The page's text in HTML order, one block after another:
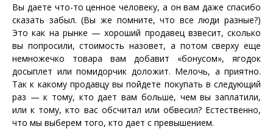
Вы даете что-то ценное человеку, а он вам даже спасибо
сказать забыл. (Вы же помните, что все люди разные?)
Это как на рынке — хороший продавец взвесит, сколько
вы попросили, стоимость назовет, а потом сверху еще
немножечко товара вам добавит «бонусом», ягодок
досыплет или помидорчик доложит. Мелочь, а приятно.
Так к какому продавцу вы пойдете покупать в следующий
раз — к тому, кто дает вам больше, чем вы заплатили,
или к тому, кто вас обсчитал или обвесил? Естественно,
что мы выберем того, кто дает с превышением.